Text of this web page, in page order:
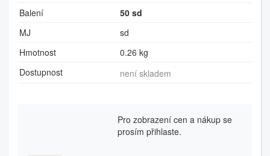
Balení
50 sd
MJ
sd
Hmotnost
0.26 kg
Dostupnost
není skladem
Pro zobrazení cen a nákup se
prosím přihlaste.